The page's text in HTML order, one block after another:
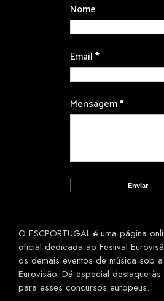
Nome
Email*
Mensagem*
O ESCPORTUGAL é uma página
oficial dedicada ao Festival
os demais eventos de música sob
Eurovisão. Dá especial destaque
para esses concursos europeus.